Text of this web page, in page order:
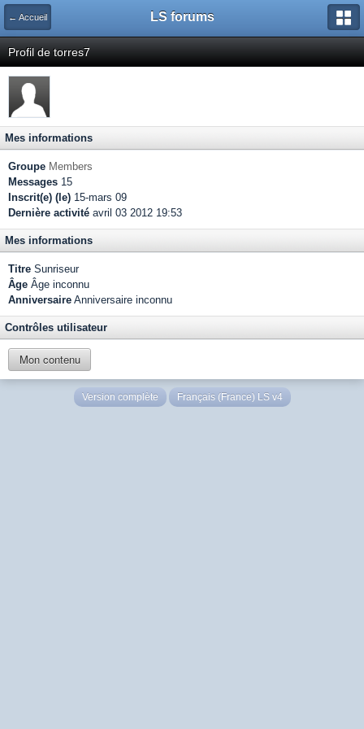
← Accueil LS forums
Profil de torres7
Mes informations
Groupe Members
Messages 15
Inscrit(e) (le) 15-mars 09
Dernière activité avril 03 2012 19:53
Mes informations
Titre Sunriseur
Âge Âge inconnu
Anniversaire Anniversaire inconnu
Contrôles utilisateur
Mon contenu
Version complète Français (France) LS v4